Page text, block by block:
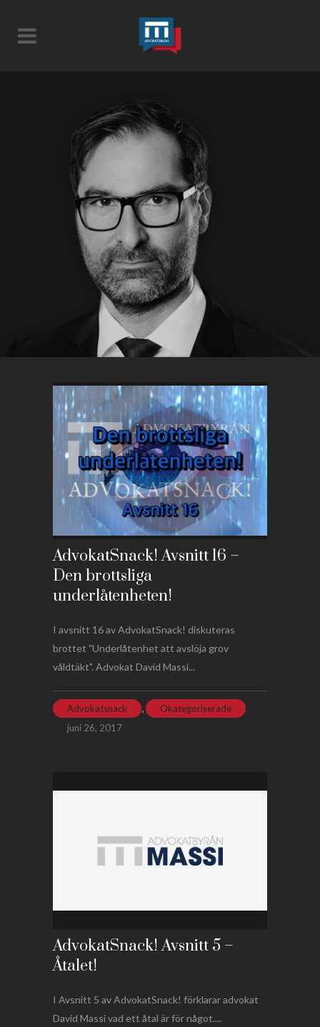
AdvokatSnack! Avsnitt 16 –
Den brottsliga
underlåtenheten!
I avsnitt 16 av AdvokatSnack! diskuteras
brottet "Underlåtenhet att avslöja grov
våldtäkt". Advokat David Massi...
Advokatsnack ,
Okategoriserade
juni 26, 2017
AdvokatSnack! Avsnitt 5 –
Åtalet!
I Avsnitt 5 av AdvokatSnack! förklarar advokat
David Massi vad ett åtal är för något....